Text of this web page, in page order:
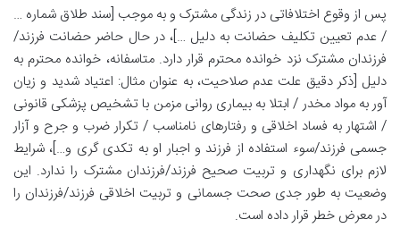
پس از وقوع اختلافاتی در زندگی مشترک و به موجب [سند طلاق شماره …
/ عدم تعیین تکلیف حضانت به دلیل …]، در حال حاضر حضانت فرزند/
فرزندان مشترک نزد خوانده محترم قرار دارد. متاسفانه، خوانده محترم به
دلیل [ذکر دقیق علت عدم صلاحیت، به عنوان مثال: اعتیاد شدید و زیان
آور به مواد مخدر / ابتلا به بیماری روانی مزمن با تشخیص پزشکی قانونی
/ اشتهار به فساد اخلاقی و رفتارهای نامناسب / تکرار ضرب و جرح و آزار
جسمی فرزند/سوء استفاده از فرزند و اجبار او به تکدی گری و…]، شرایط
لازم برای نگهداری و تربیت صحیح فرزند/فرزندان مشترک را ندارد. این
وضعیت به طور جدی صحت جسمانی و تربیت اخلاقی فرزند/فرزندان را
در معرض خطر قرار داده است.